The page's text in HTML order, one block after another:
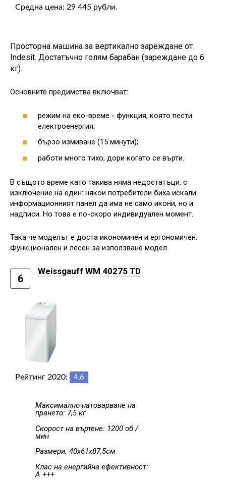
Средна цена: 29 445 рубли.
Просторна машина за вертикално зареждане от
Indesit. Достатъчно голям барабан (зареждане до 6
кг).
Основните предимства включват:
режим на еко-време - функция, която пести
електроенергия;
бързо измиване (15 минути);
работи много тихо, дори когато се върти.
В същото време като такива няма недостатъци, с
изключение на един: някои потребители биха искали
информационният панел да има не само икони, но и
надписи. Но това е по-скоро индивидуален момент.
Така че моделът е доста икономичен и ергономичен.
Функционален и лесен за използване модел.
6
Weissgauff WM 40275 TD
Рейтинг 2020: 4,6
Максимално натоварване на
прането: 7,5 кг
Скорост на въртене: 1200 об /
мин
Размери: 40х61х87,5см
Клас на енергийна ефективност:
A +++